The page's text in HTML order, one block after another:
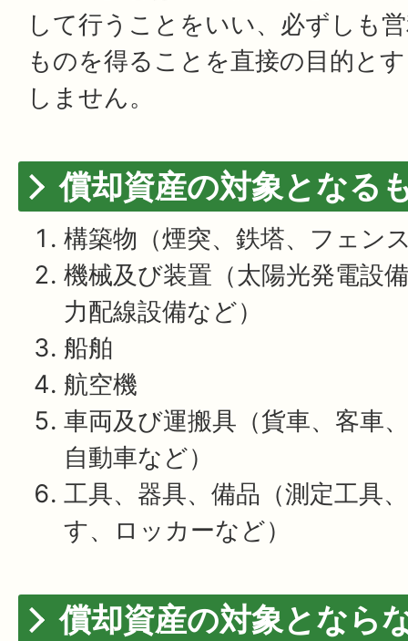
して行うことをいい、必ずしも
ものを得ることを直接の目的と
しません。
償却資産の対象となる
構築物（煙突、鉄塔、フェン
機械及び装置（太陽光発電設
力配線設備など）
船舶
航空機
車両及び運搬具（貨車、客車
自動車など）
工具、器具、備品（測定工具
す、ロッカーなど）
償却資産の対象となら